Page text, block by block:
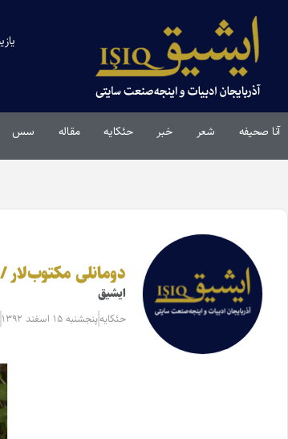
آنا صحیفه شعر خبر حئکایه مقاله‌ سس
دومانلی مکتوب‌لار
ایشیق
حئکایهپنجشنبه ۱۵ اسفند ۱۳۹۲